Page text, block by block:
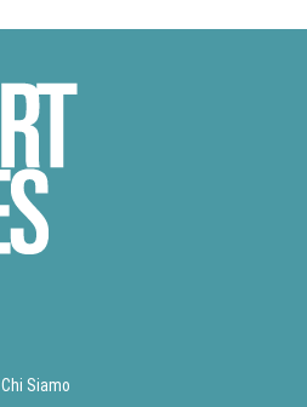
Chi Siamo